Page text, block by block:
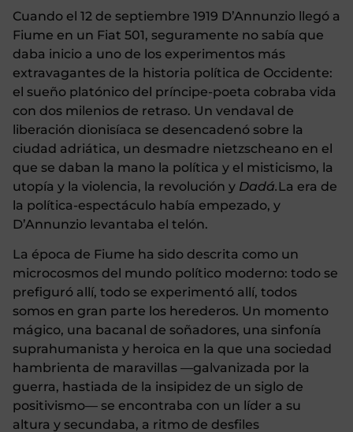
Cuando el 12 de septiembre 1919 D’Annunzio llegó a
Fiume en un Fiat 501, seguramente no sabía que
daba inicio a uno de los experimentos más
extravagantes de la historia política de Occidente:
el sueño platónico del príncipe-poeta cobraba vida
con dos milenios de retraso. Un vendaval de
liberación dionisíaca se desencadenó sobre la
ciudad adriática, un desmadre nietzscheano en el
que se daban la mano la política y el misticismo, la
utopía y la violencia, la revolución y Dadá. La era de
la política-espectáculo había empezado, y
D’Annunzio levantaba el telón.
La época de Fiume ha sido descrita como un
microcosmos del mundo político moderno: todo se
prefiguró allí, todo se experimentó allí, todos
somos en gran parte los herederos. Un momento
mágico, una bacanal de soñadores, una sinfonía
suprahumanista y heroica en la que una sociedad
hambrienta de maravillas —galvanizada por la
guerra, hastiada de la insipidez de un siglo de
positivismo— se encontraba con un líder a su
altura y secundaba, a ritmo de desfiles